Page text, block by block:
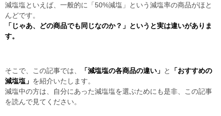
減塩塩といえば、一般的に「50%減塩」という減塩率の商品がほと
んどです。
「じゃあ、どの商品でも同じなのか？」というと実は違いがありま
す。
そこで、この記事では、 「減塩塩の各商品の違い」 と
「おすすめの
減塩塩」 を紹介いたします。
減塩中の方は、自分にあった減塩塩を選ぶためにも是非、この記事
を読んで見てください。